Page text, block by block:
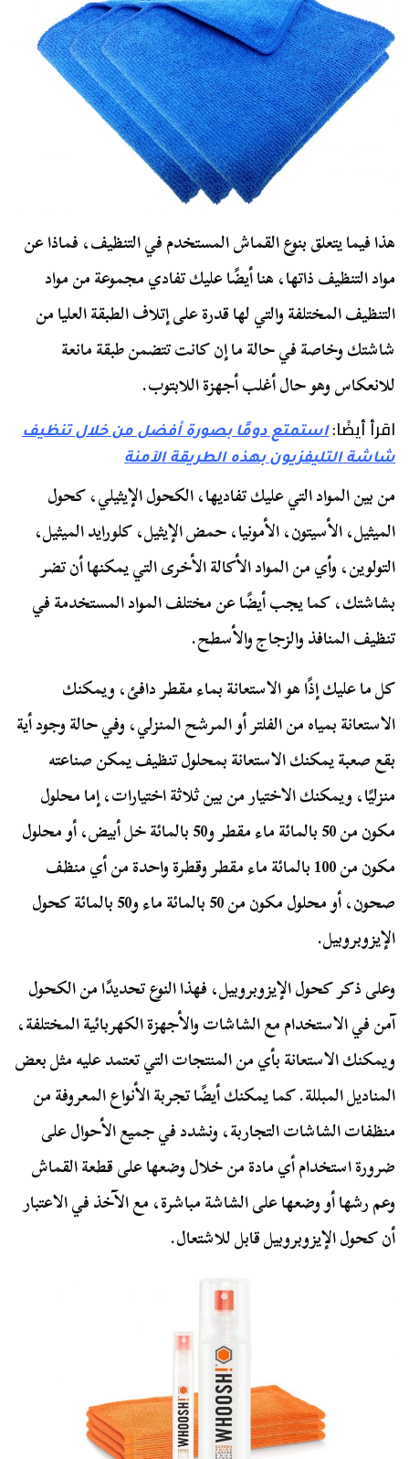
هذا فيما يتعلق بنوع القماش المستخدم في التنظيف، فماذا عن
مواد التنظيف ذاتها، هنا أيضًا عليك تفادي مجموعة من مواد
التنظيف المختلفة والتي لها قدرة على إتلاف الطبقة العليا من
شاشتك وخاصة في حالة ما إن كانت تتضمن طبقة مانعة
للانعكاس وهو حال أغلب أجهزة اللابتوب.
اقرأ أيضًا:استمتع دومًا بصورة أفضل من خلال تنظيف
شاشة التليفزيون بهذه الطريقة الآمنة
من بين المواد التي عليك تفاديها، الكحول الإيثيلي، كحول
الميثيل، الأسيتون، الأمونيا، حمض الإيثيل، كلورايد الميثيل،
التولوين، وأي من المواد الأكالة الأخرى التي يمكنها أن تضر
بشاشتك، كما يجب أيضًا عن مختلف المواد المستخدمة في
تنظيف المنافذ والزجاج والأسطح.
كل ما عليك إذًا هو الاستعانة بماء مقطر دافئ، ويمكنك
الاستعانة بمياه من الفلتر أو المرشح المنزلي، وفي حالة وجود أية
بقع صعبة يمكنك الاستعانة بمحلول تنظيف يمكن صناعته
منزليًا، ويمكنك الاختيار من بين ثلاثة اختيارات، إما محلول
مكون من 50 بالمائة ماء مقطر و50 بالمائة خل أبيض، أو محلول
مكون من 100 بالمائة ماء مقطر وقطرة واحدة من أي منظف
صحون، أو محلول مكون من 50 بالمائة ماء و50 بالمائة كحول
الإيزوبروبيل.
وعلى ذكر كحول الإيزوبروبيل، فهذا النوع تحديدًا من الكحول
آمن في الاستخدام مع الشاشات والأجهزة الكهربائية المختلفة،
ويمكنك الاستعانة بأي من المنتجات التي تعتمد عليه مثل بعض
المناديل المبللة. كما يمكنك أيضًا تجربة الأنواع المعروفة من
منظفات الشاشات التجاربة، ونشدد في جميع الأحوال على
ضرورة استخدام أي مادة من خلال وضعها على قطعة القماش
وعم رشها أو وضعها على الشاشة مباشرة، مع الآخذ في الاعتبار
أن كحول الإيزوبروبيل قابل للاشتعال.